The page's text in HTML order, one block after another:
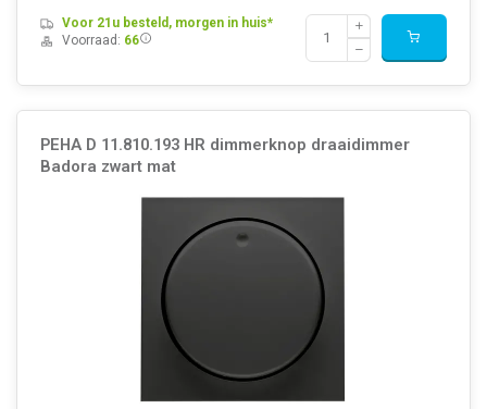
Voor 21u besteld, morgen in huis*
Voorraad: 66
PEHA D 11.810.193 HR dimmerknop draaidimmer
Badora zwart mat